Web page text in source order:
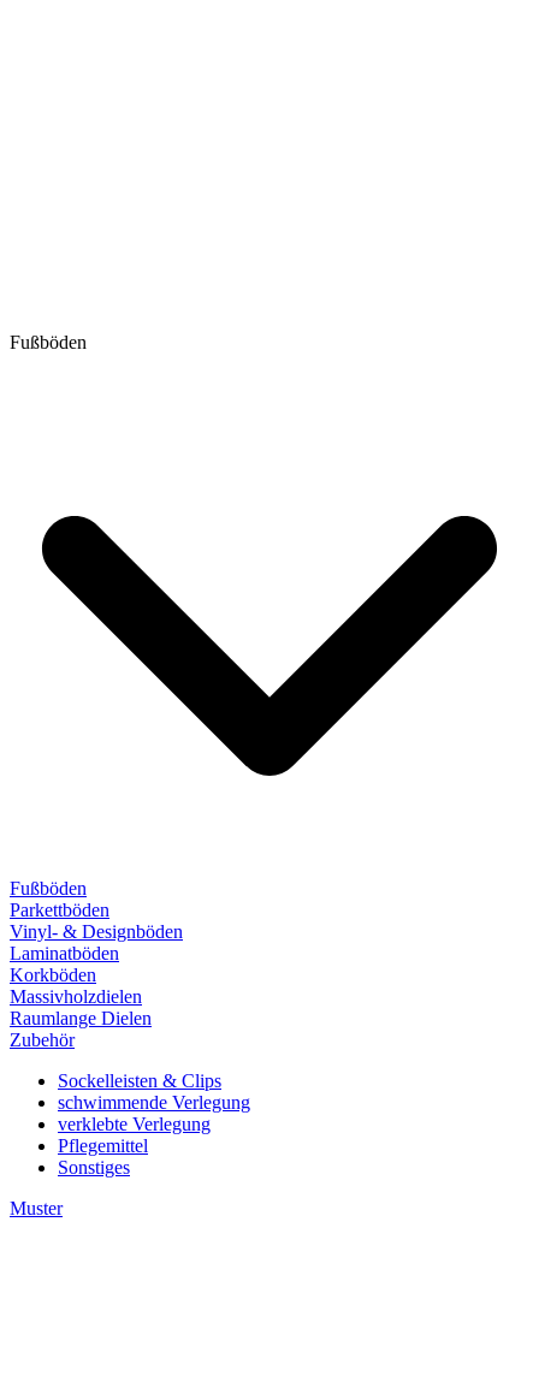
Fußböden
Fußböden
Parkettböden
Vinyl- & Designböden
Laminatböden
Korkböden
Massivholzdielen
Raumlange Dielen
Zubehör
Sockelleisten & Clips
schwimmende Verlegung
verklebte Verlegung
Pflegemittel
Sonstiges
Muster